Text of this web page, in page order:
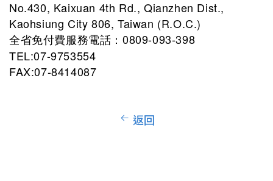
No.430, Kaixuan 4th Rd., Qianzhen Dist.,
Kaohsiung City 806, Taiwan (R.O.C.)
全省免付費服務電話：0809-093-398
TEL:07-9753554
FAX:07-8414087
返回